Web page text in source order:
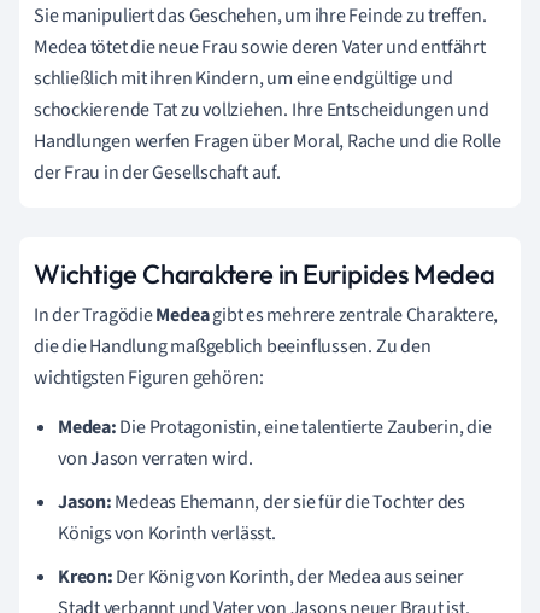
Sie manipuliert das Geschehen, um ihre Feinde zu treffen.
Medea tötet die neue Frau sowie deren Vater und entfährt
schließlich mit ihren Kindern, um eine endgültige und
schockierende Tat zu vollziehen. Ihre Entscheidungen und
Handlungen werfen Fragen über Moral, Rache und die Rolle
der Frau in der Gesellschaft auf.
Wichtige Charaktere in Euripides Medea
In der TragödieMedeagibt es mehrere zentrale Charaktere,
die die Handlung maßgeblich beeinflussen. Zu den
wichtigsten Figuren gehören:
Medea:Die Protagonistin, eine talentierte Zauberin, die
von Jason verraten wird.
Jason:Medeas Ehemann, der sie für die Tochter des
Königs von Korinth verlässt.
Kreon:Der König von Korinth, der Medea aus seiner
Stadt verbannt und Vater von Jasons neuer Braut ist.